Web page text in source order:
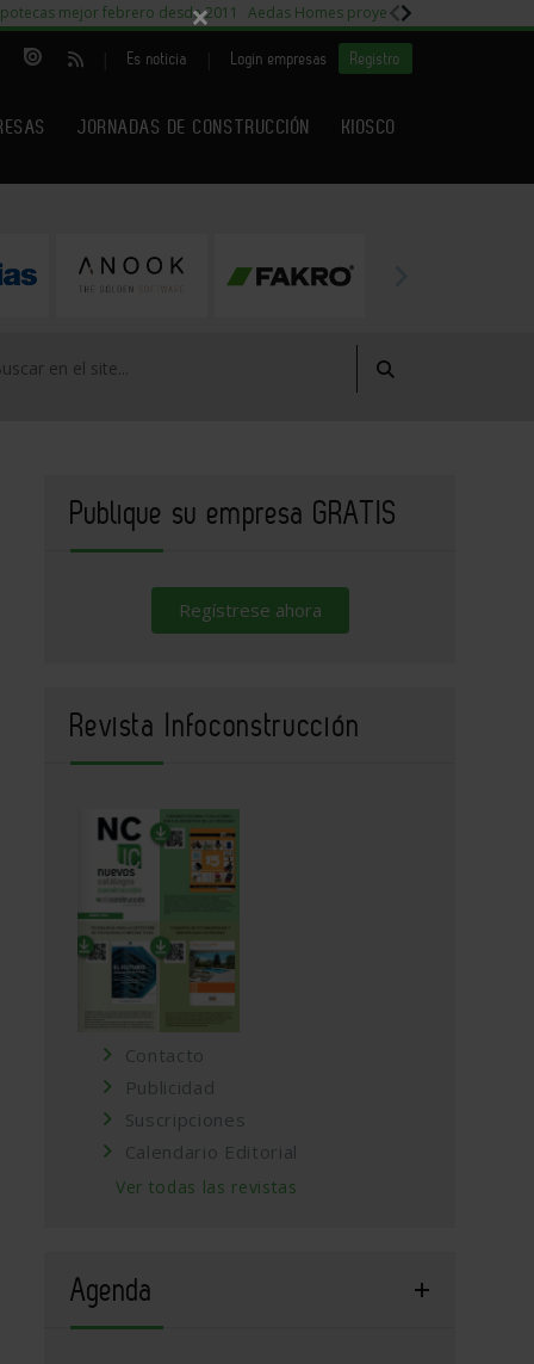
mejor febrero desde 2011 Aedas Homes proyecto Fiora
Es noticia Login empresas Registro
JORNADAS DE CONSTRUCCIÓN KIOSCO
Publique su empresa GRATIS
Regístrese ahora
Revista Infoconstrucción
Contacto
Publicidad
Suscripciones
Calendario Editorial
Ver todas las revistas
Agenda
×